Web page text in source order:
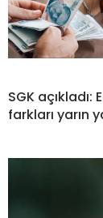
SGK açıkladı:
farkları yarın